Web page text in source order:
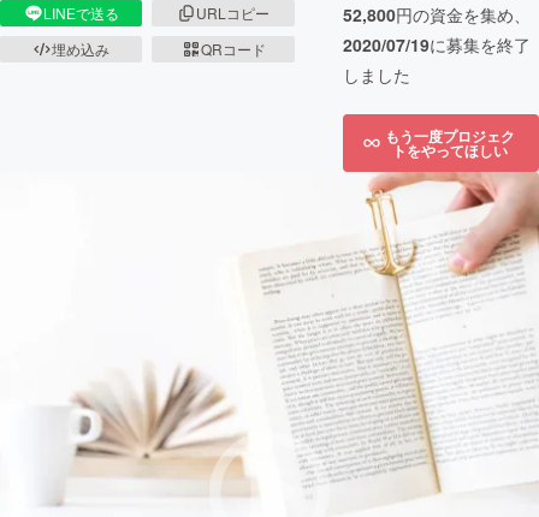
LINEで送る
URLコピー
埋め込み
QRコード
52,800円の資金を集め、
2020/07/19に募集を終了
しました
もう一度プロジェク
トをやってほしい